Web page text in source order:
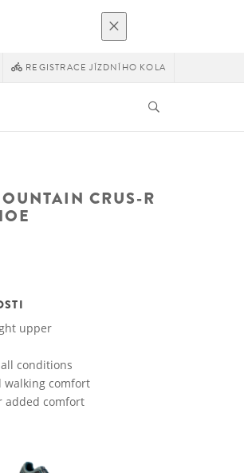
REGISTRACE JÍZDNÍHO KOLA
CRUS-R
upper
conditions
walking comfort
added comfort